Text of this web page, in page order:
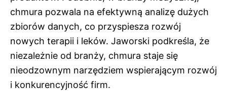
chmura pozwala na efektywną analizę dużych
zbiorów danych, co przyspiesza rozwój
nowych terapii i leków. Jaworski podkreśla, że
niezależnie od branży, chmura staje się
nieodzownym narzędziem wspierającym rozwój
i konkurencyjność firm.